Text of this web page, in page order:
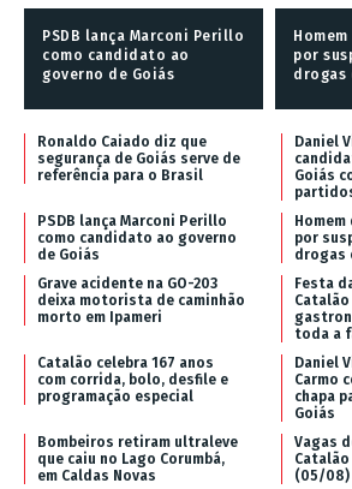
PSDB lança Marconi Perillo
como candidato ao
governo de Goiás
por
drogas
Ronaldo Caiado diz que
segurança de Goiás serve de
referência para o Brasil
Daniel
Goiás
PSDB lança Marconi Perillo
como candidato ao governo
de Goiás
por
drogas
Grave acidente na GO-203
deixa motorista de caminhão
morto em Ipameri
Festa
toda a
Catalão celebra 167 anos
com corrida, bolo, desfile e
programação especial
Daniel
Carmo
chapa
Goiás
Bombeiros retiram ultraleve
que caiu no Lago Corumbá,
em Caldas Novas
Vagas
(05/08)